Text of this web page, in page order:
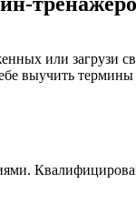
или загрузи
выучить